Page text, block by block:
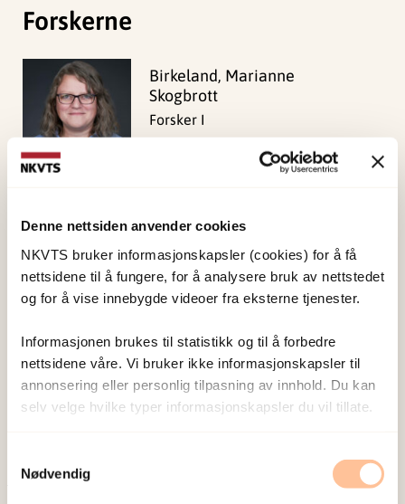
Denne nettsiden anvender cookies
NKVTS bruker informasjonskapsler (cookies) for å få
nettsidene til å fungere, for å analysere bruk av nettstedet
og for å vise innebygde videoer fra eksterne tjenester.
Informasjonen brukes til statistikk og til å forbedre
nettsidene våre. Vi bruker ikke informasjonskapsler til
annonsering eller personlig tilpasning av innhold. Du kan
selv velge hvilke typer informasjonskapsler du vil tillate.
Nødvendig
Forskerne
Birkeland, Marianne
Skogbrott
Forsker I
Forsker I
Vis profil
Thoresen, Siri
Forsker I
Vis profil